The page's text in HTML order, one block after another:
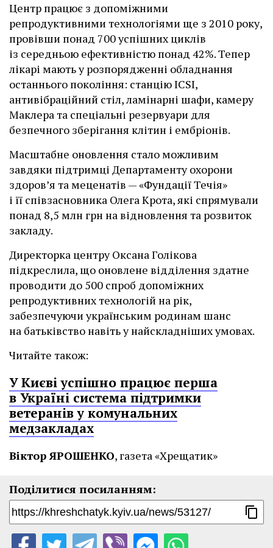
Центр працює з допоміжними
репродуктивними технологіями ще з 2010 року,
провівши понад 700 успішних циклів
із середньою ефективністю понад 42%. Тепер
лікарі мають у розпорядженні обладнання
останнього покоління: станцію ІCSI,
антивібраційний стіл, ламінарні шафи, камеру
Маклера та спеціальні резервуари для
безпечного зберігання клітин і ембріонів.
Масштабне оновлення стало можливим
завдяки підтримці Департаменту охорони
здоров’я та меценатів — «Фундації Течія»
і її співзасновника Олега Крота, які спрямували
понад 8,5 млн грн на відновлення та розвиток
закладу.
Директорка центру Оксана Голікова
підкреслила, що оновлене відділення здатне
проводити до 500 спроб допоміжних
репродуктивних технологій на рік,
забезпечуючи українським родинам шанс
на батьківство навіть у найскладніших умовах.
Читайте також:
У Києві успішно працює перша
в Україні система підтримки
ветеранів у комунальних
медзакладах
Віктор ЯРОШЕНКО, газета «Хрещатик»